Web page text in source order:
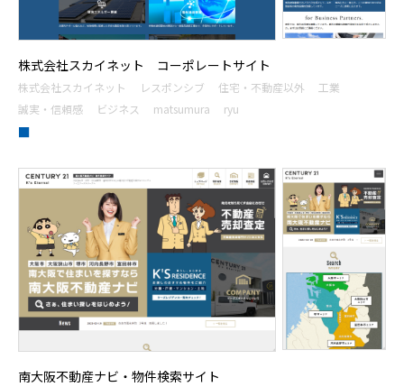
株式会社スカイネット コーポレートサイト
株式会社スカイネット レスポンシブ 住宅・不動産以外
工業
誠実・信頼感
ビジネス matsumura ryu
■
南大阪不動産ナビ・物件検索サイト